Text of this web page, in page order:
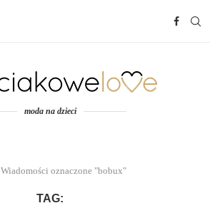
moda na dzieci
Wiadomości oznaczone "bobux"
TAG: